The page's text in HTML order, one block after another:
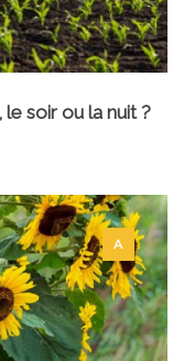
soir ou la nuit ?
A